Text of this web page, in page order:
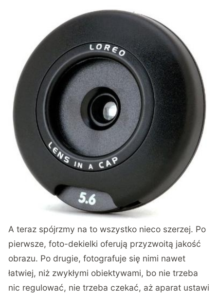
A teraz spójrzmy na to wszystko nieco szerzej. Po
pierwsze, foto-dekielki oferują przyzwoitą jakość
obrazu. Po drugie, fotografuje się nimi nawet
łatwiej, niż zwykłymi obiektywami, bo nie trzeba
nic regulować, nie trzeba czekać, aż aparat ustawi